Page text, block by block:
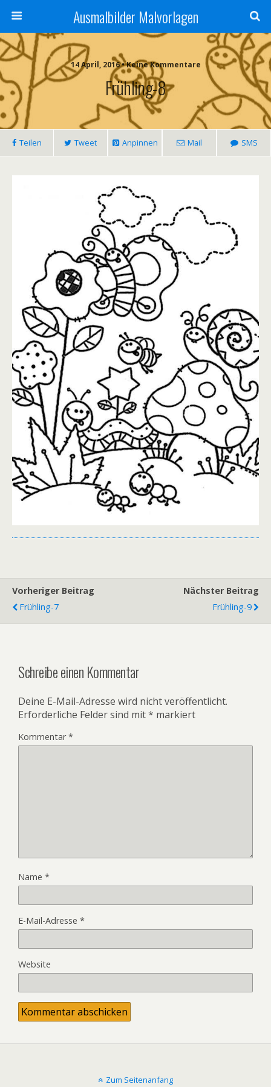
Ausmalbilder Malvorlagen
14 April, 2016 • Keine Kommentare
Frühling-8
Teilen Tweet Anpinnen Mail SMS
Vorheriger Beitrag
Frühling-7
Nächster Beitrag
Frühling-9
Schreibe einen Kommentar
Deine E-Mail-Adresse wird nicht veröffentlicht.
Erforderliche Felder sind mit* markiert
Kommentar*
Name *
E-Mail-Adresse *
Website
Zum Seitenanfang